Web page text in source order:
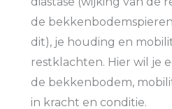
de
dit), je houding en
restklachten. Hier wil je
de bekkenbodem,
in kracht en conditie.